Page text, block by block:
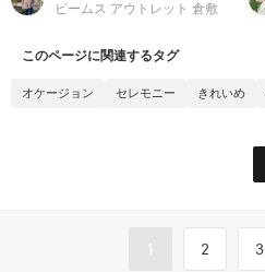
ビームス アウトレット 倉敷
このページに関連するタグ
オケージョン セレモニー きれいめ
1 2 3